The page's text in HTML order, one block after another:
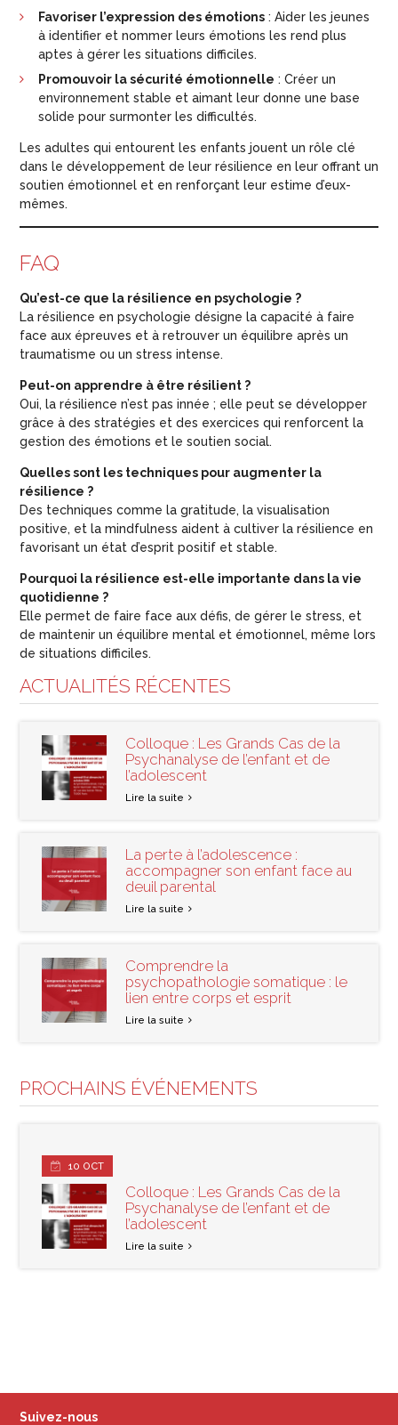
Favoriser l’expression des émotions: Aider les jeunes
à identifier et nommer leurs émotions les rend plus
aptes à gérer les situations difficiles.
Promouvoir la sécurité émotionnelle : Créer un
environnement stable et aimant leur donne une base
solide pour surmonter les difficultés.
Les adultes qui entourent les enfants jouent un rôle clé
dans le développement de leur résilience en leur offrant un
soutien émotionnel et en renforçant leur estime d’eux-
mêmes.
FAQ
Qu’est-ce que la résilience en psychologie ?
La résilience en psychologie désigne la capacité à faire
face aux épreuves et à retrouver un équilibre après un
traumatisme ou un stress intense.
Peut-on apprendre à être résilient ?
Oui, la résilience n’est pas innée ; elle peut se développer
grâce à des stratégies et des exercices qui renforcent la
gestion des émotions et le soutien social.
Quelles sont les techniques pour augmenter la
résilience ?
Des techniques comme la gratitude, la visualisation
positive, et la mindfulness aident à cultiver la résilience en
favorisant un état d’esprit positif et stable.
Pourquoi la résilience est-elle importante dans la vie
quotidienne ?
Elle permet de faire face aux défis, de gérer le stress, et
de maintenir un équilibre mental et émotionnel, même lors
de situations difficiles.
ACTUALITÉS RÉCENTES
Colloque : Les Grands Cas de la
Psychanalyse de l’enfant et de
l’adolescent
Lire la suite
La perte à l’adolescence :
accompagner son enfant face au
deuil parental
Lire la suite
Comprendre la
psychopathologie somatique : le
lien entre corps et esprit
Lire la suite
PROCHAINS ÉVÉNEMENTS
10 OCT
Colloque : Les Grands Cas de la
Psychanalyse de l’enfant et de
l’adolescent
Lire la suite
Suivez-nous